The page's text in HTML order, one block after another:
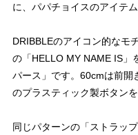
に、パパチョイスのアイテ
DRIBBLEのアイコン的なモ
の「HELLO MY NAME IS」
パース」です。60cmは前開
のプラスティック製ボタン
同じパターンの「ストラッ